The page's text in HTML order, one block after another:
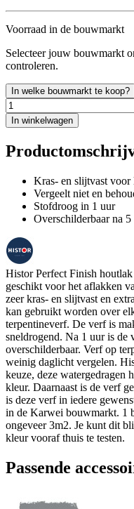
Voorraad in de bouwmarkt
Selecteer jouw bouwmarkt
controleren.
In welke bouwmarkt te koop?
In winkelwagen
Kras- en slijtvast voor
Vergeelt niet en
Stofdroog in 1 uur
Overschilderbaar na 5
Histor Perfect Finish
geschikt voor het aflakken
zeer kras- en slijtvast en
kan gebruikt worden over
terpentineverf. De verf is
sneldrogend. Na 1 uur is de
overschilderbaar. Verf op
weinig daglicht vergelen.
keuze, deze watergedragen
kleur. Daarnaast is de verf
is deze verf in iedere
in de Karwei bouwmarkt. 1
ongeveer 3m2. Je kunt dit
kleur vooraf thuis te testen.
Passende